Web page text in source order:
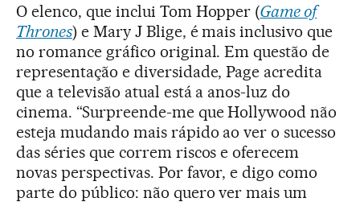
O elenco, que inclui Tom Hopper (Game of
Thrones) e Mary J Blige, é mais inclusivo que
no romance gráfico original. Em questão de
representação e diversidade, Page acredita
que a televisão atual está a anos-luz do
cinema. “Surpreende-me que Hollywood não
esteja mudando mais rápido ao ver o sucesso
das séries que correm riscos e oferecem
novas perspectivas. Por favor, e digo como
parte do público: não quero ver mais um